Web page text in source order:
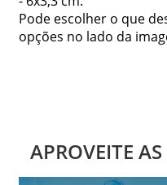
Pode escolher o que
opções no lado da
APROVEITE